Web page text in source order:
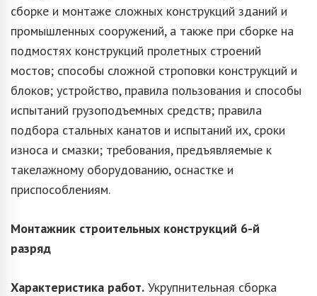
сборке и монтаже сложных конструкций зданий и
промышленных сооружений, а также при сборке на
подмостях конструкций пролетных строений
мостов; способы сложной строповки конструкций и
блоков; устройство, правила пользования и способы
испытаний грузоподъемных средств; правила
подбора стальных канатов и испытаний их, сроки
износа и смазки; требования, предъявляемые к
такелажному оборудованию, оснастке и
приспособлениям.
Монтажник строительных конструкций 6-й
разряд
Характеристика работ. Укрупнительная сборка